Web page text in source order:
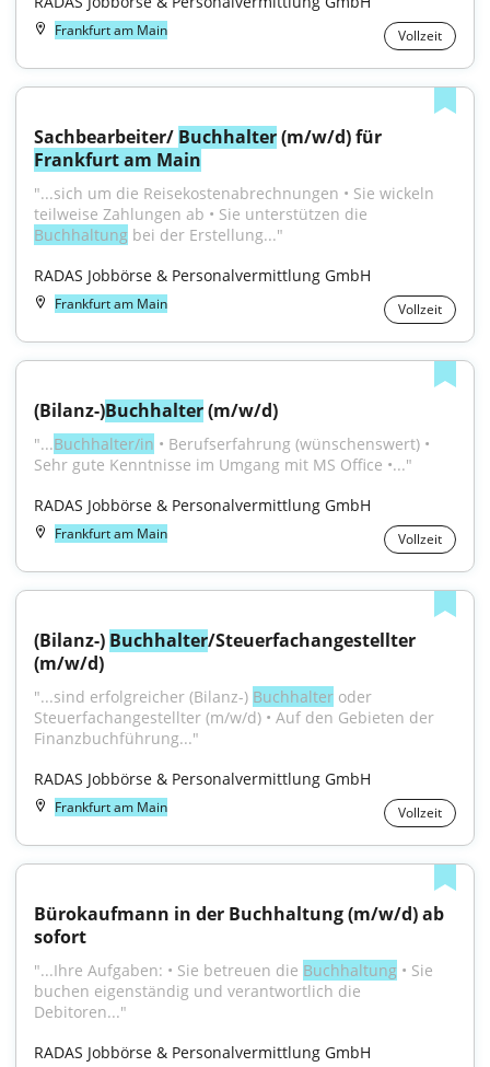
Frankfurt am Main Vollzeit
Sachbearbeiter/ Buchhalter
Frankfurt am Main
"...sich um die Reisekostenabrechnungen • Sie wickeln
Buchhaltung bei der Erstellung..."
RADAS Jobbörse & Personalvermittlung GmbH
Frankfurt am Main Vollzeit
(Bilanz-)Buchhalter (m/w/d)
"...Buchhalter/in • Berufserfahrung (wünschenswert) •
Sehr gute Kenntnisse im Umgang mit MS Office •..."
RADAS Jobbörse & Personalvermittlung GmbH
Frankfurt am Main Vollzeit
(Bilanz-) Buchhalter/Steuerfachangestellter
(m/w/d)
"...sind erfolgreicher (Bilanz-) Buchhalter oder
Steuerfachangestellter (m/w/d) • Auf den Gebieten der
Finanzbuchführung..."
RADAS Jobbörse & Personalvermittlung GmbH
Frankfurt am Main Vollzeit
Bürokaufmann in der Buchhaltung (m/w/d) ab
sofort
"...Ihre Aufgaben: • Sie betreuen die Buchhaltung • Sie
buchen eigenständig und verantwortlich die
Debitoren..."
RADAS Jobbörse & Personalvermittlung GmbH